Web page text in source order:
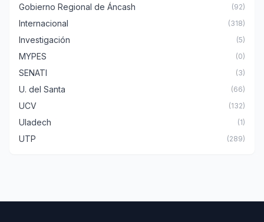
Gobierno Regional de Áncash (92)
Internacional (318)
Investigación (5)
MYPES (0)
SENATI (3)
U. del Santa (66)
UCV (132)
Uladech (1)
UTP (289)